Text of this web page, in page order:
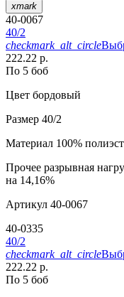
xmark
40-0067
40/2
checkmark_alt_circle
222.22 р.
По 5 боб
Цвет бордовый
Размер 40/2
Материал 100%
Прочее разрывная
на 14,16%
Артикул 40-0067
40-0335
40/2
checkmark_alt_circle
222.22 р.
По 5 боб